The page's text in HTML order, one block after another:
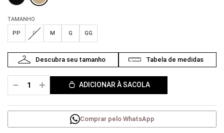
TAMANHO
PP P M G GG
＋
－ ADICIONAR À SACOLA
Comprar pelo WhatsApp